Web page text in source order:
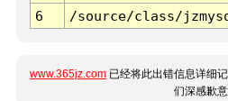
6
/source/class/
www.365jz.com 已经将此出错信息详细
们深感歉